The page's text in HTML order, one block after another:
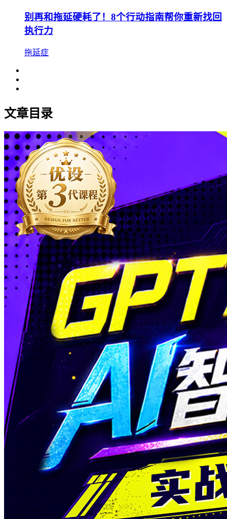
别再和拖延硬耗了！8个行动指南帮你重新找回
执行力
拖延症
文章目录